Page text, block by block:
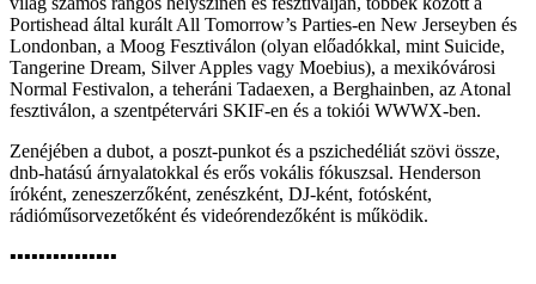
Portishead által kurált All Tomorrow’s Parties-en New Jerseyben és
Londonban, a Moog Fesztiválon (olyan előadókkal, mint Suicide,
Tangerine Dream, Silver Apples vagy Moebius), a mexikóvárosi
Normal Festivalon, a teheráni Tadaexen, a Berghainben, az Atonal
fesztiválon, a szentpétervári SKIF-en és a tokiói WWWX-ben.
Zenéjében a dubot, a poszt-punkot és a pszichedéliát szövi össze,
dnb-hatású árnyalatokkal és erős vokális fókuszsal. Henderson
íróként, zeneszerzőként, zenészként, DJ-ként, fotósként,
rádióműsorvezetőként és videórendezőként is működik.
▪︎▪︎▪︎▪︎▪︎▪︎▪︎▪︎▪︎▪︎▪︎▪︎▪︎▪︎▪︎